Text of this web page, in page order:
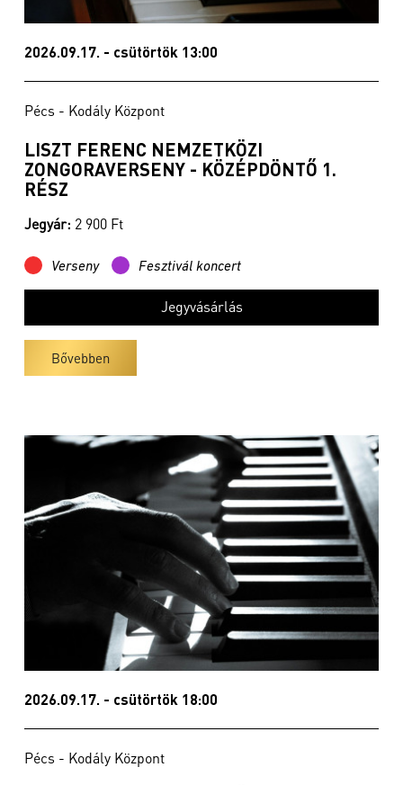
2026.09.17. - csütörtök 13:00
Pécs - Kodály Központ
LISZT FERENC NEMZETKÖZI
ZONGORAVERSENY - KÖZÉPDÖNTŐ 1.
RÉSZ
Jegyár: 2 900 Ft
Verseny Fesztivál koncert
Jegyvásárlás
Bővebben
2026.09.17. - csütörtök 18:00
Pécs - Kodály Központ